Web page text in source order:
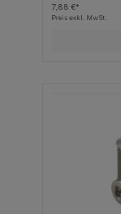
7,88 €*
Preis exkl. MwSt.